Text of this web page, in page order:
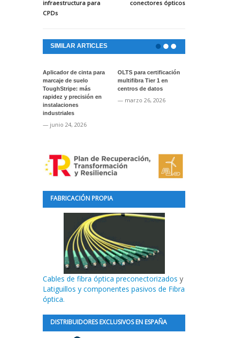
infraestructura para
CPDs
conectores ópticos
SIMILAR ARTICLES
Aplicador de cinta para
marcaje de suelo
ToughStripe: más
rapidez y precisión en
instalaciones
industriales
— junio 24, 2026
OLTS para certificación
multifibra Tier 1 en
centros de datos
— marzo 26, 2026
FABRICACIÓN PROPIA
Cables de fibra óptica preconectorizados y
Latiguillos y componentes pasivos de Fibra
óptica.
DISTRIBUIDORES EXCLUSIVOS EN ESPAÑA